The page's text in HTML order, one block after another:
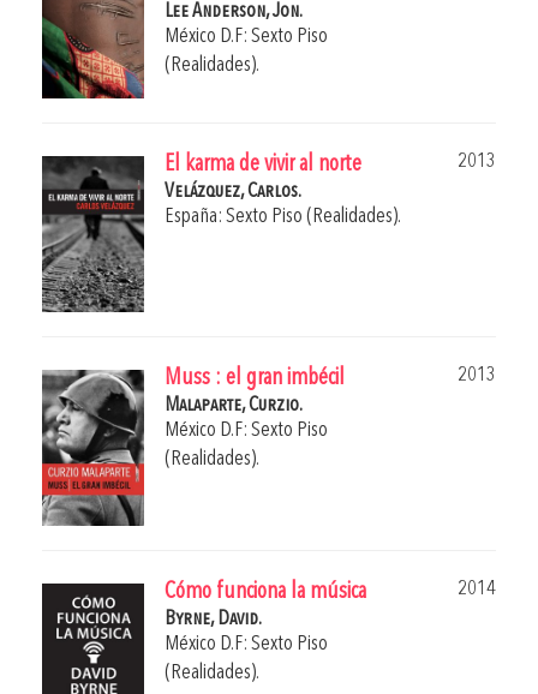
Lee Anderson, Jon.
México D.F: Sexto Piso
(Realidades).
El karma de vivir al norte
2013
Velázquez, Carlos.
España: Sexto Piso (Realidades).
Muss : el gran imbécil
2013
Malaparte, Curzio.
México D.F: Sexto Piso
(Realidades).
Cómo funciona la música
2014
Byrne, David.
México D.F: Sexto Piso
(Realidades).